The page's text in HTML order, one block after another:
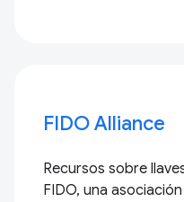
FIDO Alliance
Recursos sobre
FIDO, una